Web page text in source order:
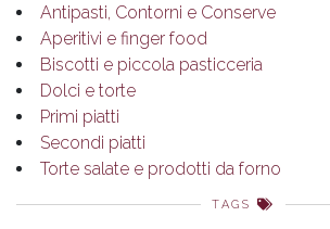
Antipasti, Contorni e Conserve
Aperitivi e finger food
Biscotti e piccola pasticceria
Dolci e torte
Primi piatti
Secondi piatti
Torte salate e prodotti da forno
TAGS